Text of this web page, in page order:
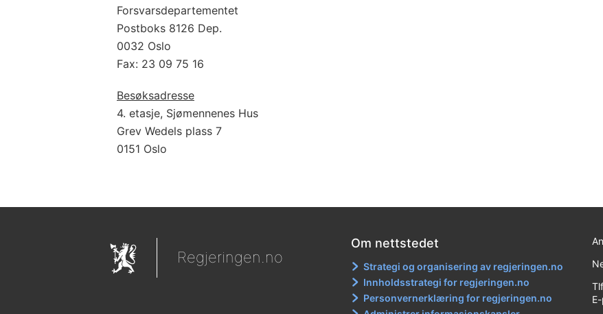
Forsvarsdepartementet
Postboks 8126 Dep.
0032 Oslo
Fax: 23 09 75 16
Besøksadresse
4. etasje, Sjømennenes Hus
Grev Wedels plass 7
0151 Oslo
Regjeringen.no
Om nettstedet
Strategi og organisering av regjeringen.no
Innholdsstrategi for regjeringen.no
Personvernerklæring for regjeringen.no